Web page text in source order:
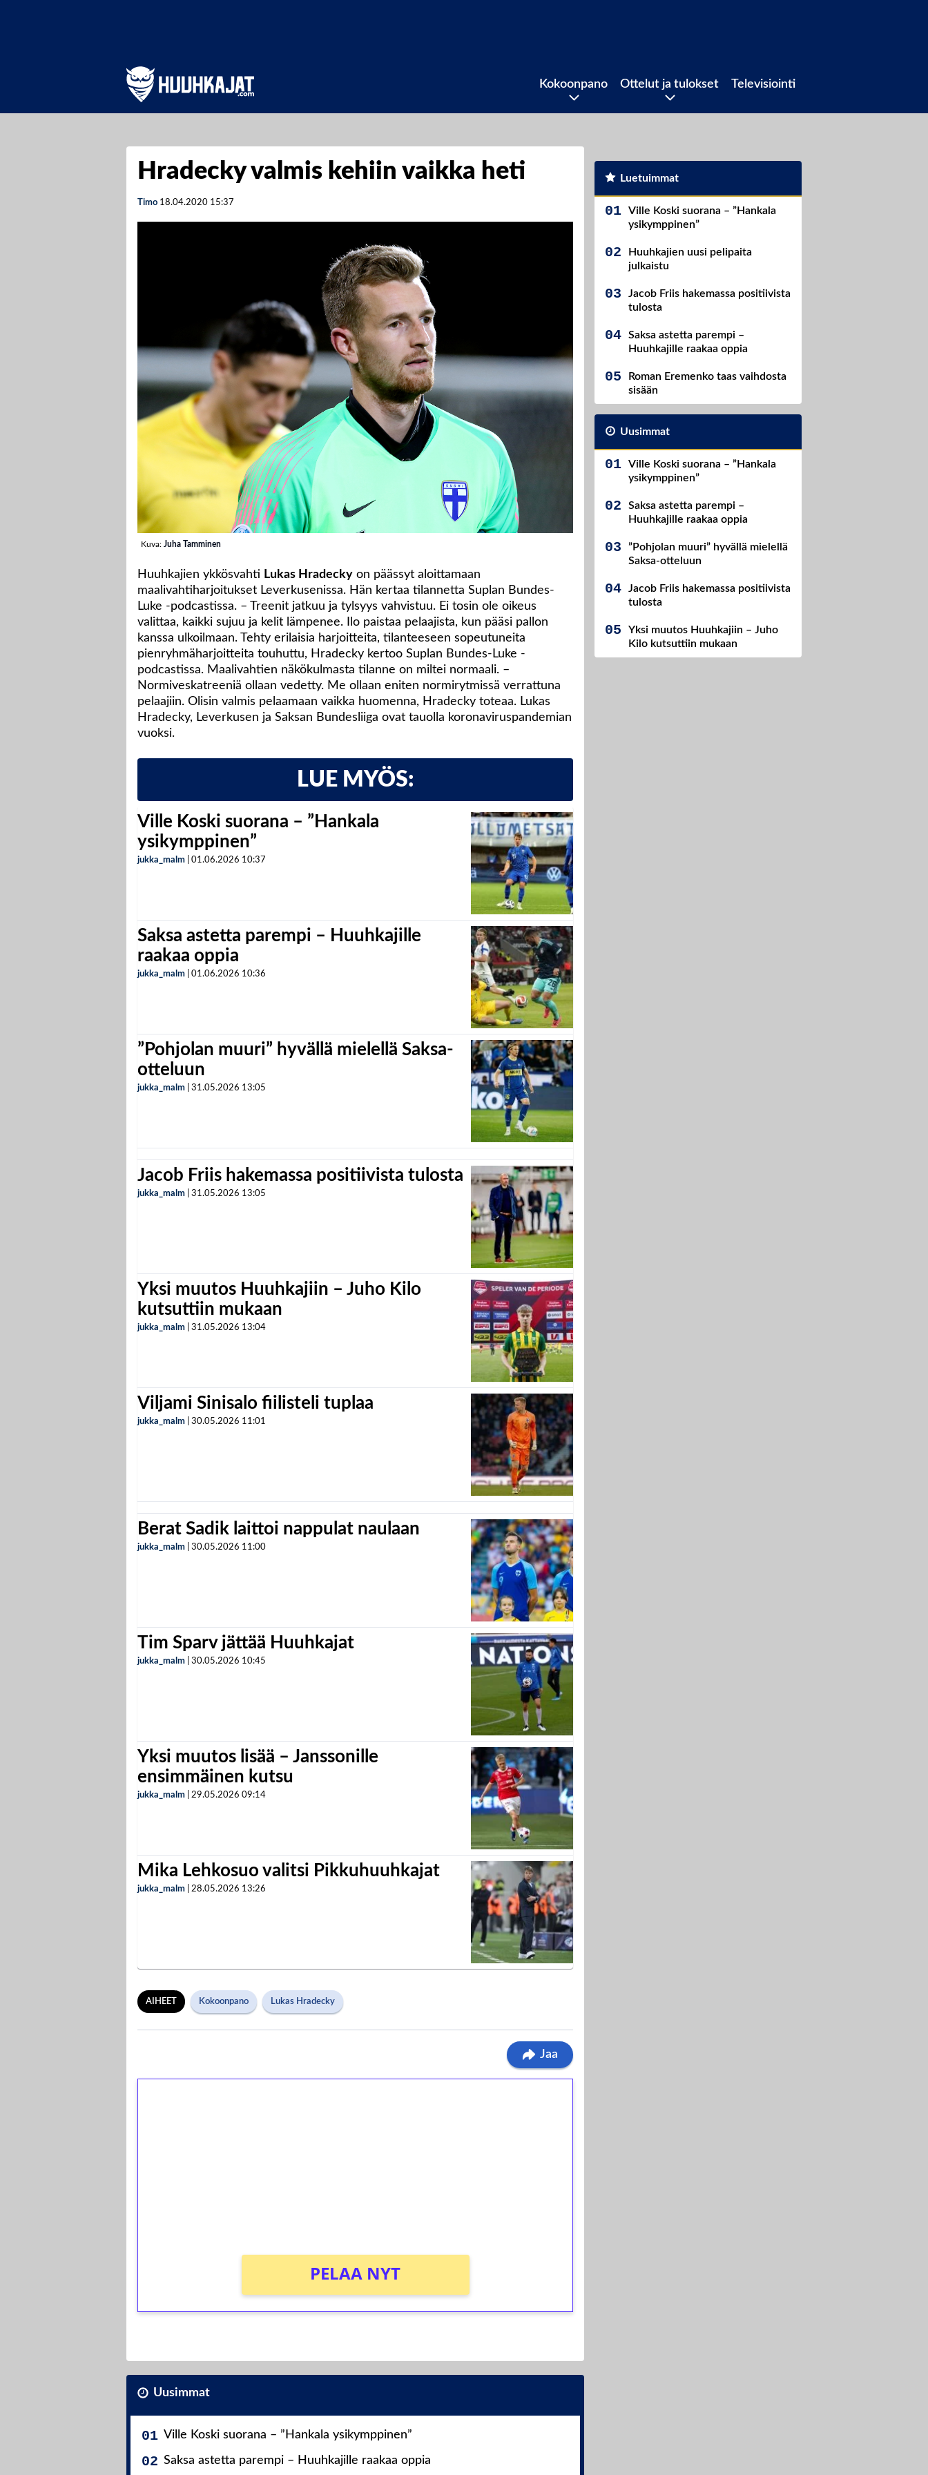
Kokoonpano Ottelut ja tulokset Televisiointi
Hradecky valmis kehiin vaikka heti
Timo 18.04.2020 15:37
Kuva: Juha Tamminen
Huuhkajien ykkösvahti Lukas Hradecky on päässyt aloittamaan
maalivahtiharjoitukset Leverkusenissa. Hän kertaa tilannetta Suplan Bundes-
Luke -podcastissa. – Treenit jatkuu ja tylsyys vahvistuu. Ei tosin ole oikeus
valittaa, kaikki sujuu ja kelit lämpenee. Ilo paistaa pelaajista, kun pääsi pallon
kanssa ulkoilmaan. Tehty erilaisia harjoitteita, tilanteeseen sopeutuneita
pienryhmäharjoitteita touhuttu, Hradecky kertoo Suplan Bundes-Luke -
podcastissa. Maalivahtien näkökulmasta tilanne on miltei normaali. –
Normiveskatreeniä ollaan vedetty. Me ollaan eniten normirytmissä verrattuna
pelaajiin. Olisin valmis pelaamaan vaikka huomenna, Hradecky toteaa. Lukas
Hradecky, Leverkusen ja Saksan Bundesliiga ovat tauolla koronaviruspandemian
vuoksi.
LUE MYÖS:
Ville Koski suorana – ”Hankala
ysikymppinen”
jukka_malm 01.06.2026 10:37
Saksa astetta parempi – Huuhkajille
raakaa oppia
jukka_malm 01.06.2026 10:36
”Pohjolan muuri” hyvällä mielellä Saksa-
otteluun
jukka_malm 31.05.2026 13:05
Jacob Friis hakemassa positiivista tulosta
jukka_malm 31.05.2026 13:05
Yksi muutos Huuhkajiin – Juho Kilo
kutsuttiin mukaan
jukka_malm 31.05.2026 13:04
Viljami Sinisalo fiilisteli tuplaa
jukka_malm 30.05.2026 11:01
Berat Sadik laittoi nappulat naulaan
jukka_malm 30.05.2026 11:00
Tim Sparv jättää Huuhkajat
jukka_malm 30.05.2026 10:45
Yksi muutos lisää – Janssonille
ensimmäinen kutsu
jukka_malm 29.05.2026 09:14
Mika Lehkosuo valitsi Pikkuhuuhkajat
jukka_malm 28.05.2026 13:26
AIHEET Kokoonpano Lukas Hradecky
Jaa
PELAA NYT
Uusimmat
Ville Koski suorana – ”Hankala ysikymppinen”
Saksa astetta parempi – Huuhkajille raakaa oppia
Luetuimmat
Ville Koski suorana – ”Hankala
ysikymppinen”
Huuhkajien uusi pelipaita
julkaistu
Jacob Friis hakemassa positiivista
tulosta
Saksa astetta parempi –
Huuhkajille raakaa oppia
Roman Eremenko taas vaihdosta
sisään
Uusimmat
Ville Koski suorana – ”Hankala
ysikymppinen”
Saksa astetta parempi –
Huuhkajille raakaa oppia
”Pohjolan muuri” hyvällä mielellä
Saksa-otteluun
Jacob Friis hakemassa positiivista
tulosta
Yksi muutos Huuhkajiin – Juho
Kilo kutsuttiin mukaan